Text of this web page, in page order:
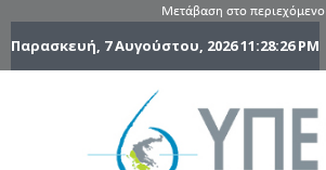
Μετάβαση στο περιεχόμενο
Παρασκευή, 7 Αυγούστου, 202611:28:27 PM